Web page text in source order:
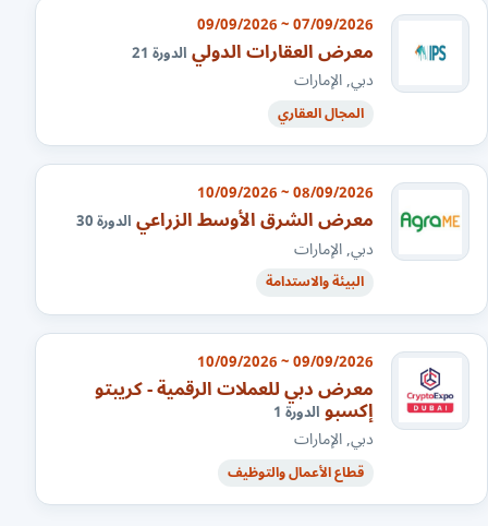
07/09/2026 ~ 09/09/2026
معرض العقارات الدوليالدورة 21
دبي, الإمارات
المجال العقاري
08/09/2026 ~ 10/09/2026
معرض الشرق الأوسط الزراعيالدورة 30
دبي, الإمارات
البيئة والاستدامة
09/09/2026 ~ 10/09/2026
معرض دبي للعملات الرقمية - كريبتو
إكسبوالدورة 1
دبي, الإمارات
قطاع الأعمال والتوظيف